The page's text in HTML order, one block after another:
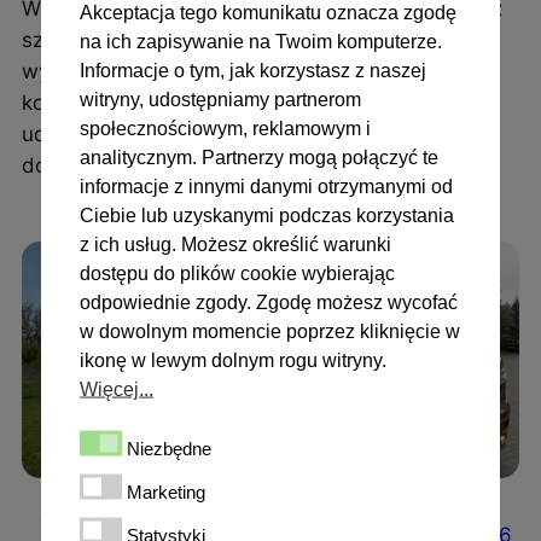
Akceptacja tego komunikatu oznacza zgodę
na ich zapisywanie na Twoim komputerze.
Informacje o tym, jak korzystasz z naszej
witryny, udostępniamy partnerom
społecznościowym, reklamowym i
analitycznym. Partnerzy mogą połączyć te
informacje z innymi danymi otrzymanymi od
Ciebie lub uzyskanymi podczas korzystania
z ich usług. Możesz określić warunki
dostępu do plików cookie wybierając
odpowiednie zgody. Zgodę możesz wycofać
w dowolnym momencie poprzez kliknięcie w
ikonę w lewym dolnym rogu witryny.
Więcej...
NiezbędneNiezbędne
MarketingMarketing
StatystykiStatystyki
W opisie każdego dostępnego modelu znajdziesz
szczegółową specyfikację, zdjęcia oraz listę
wyposażenia. Jeśli interesuje Cię konkretna
konfiguracja,skontaktuj się z nami– chętnie
udzielimy dodatkowych informacji lub pomożemy
dobrać pojazd do Twoich potrzeb.
Koniowóz Mitsubishi
Fuso PRENTKI
Master L3 DEMO 2026